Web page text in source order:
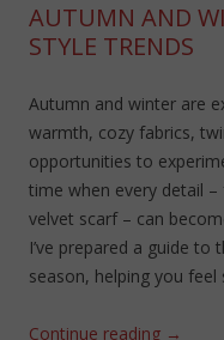
AUTUMN AND
STYLE TRENDS
Autumn and winter are
warmth, cozy fabrics,
opportunities to
time when every detail
velvet scarf – can
I’ve prepared a guide
season, helping you
Continue reading →